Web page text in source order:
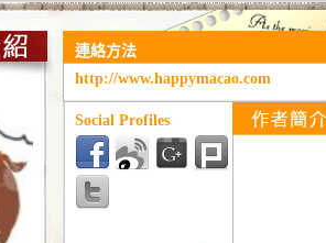
連絡方法
http://www.happymacao.com
Social Profiles